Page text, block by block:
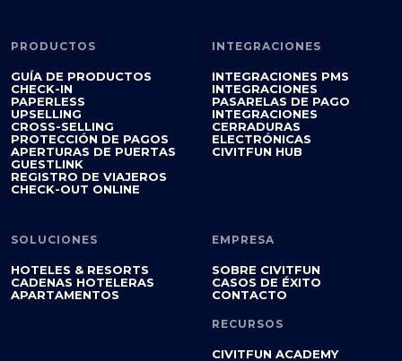
PRODUCTOS
GUÍA DE PRODUCTOS
CHECK-IN
PAPERLESS
UPSELLING
CROSS-SELLING
PROTECCIÓN DE PAGOS
APERTURAS DE PUERTAS
GUESTLINK
REGISTRO DE VIAJEROS
CHECK-OUT ONLINE
INTEGRACIONES
INTEGRACIONES PMS
INTEGRACIONES
PASARELAS DE PAGO
INTEGRACIONES
CERRADURAS
ELECTRÓNICAS
CIVITFUN HUB
SOLUCIONES
HOTELES & RESORTS
CADENAS HOTELERAS
APARTAMENTOS
EMPRESA
SOBRE CIVITFUN
CASOS DE ÉXITO
CONTACTO
RECURSOS
CIVITFUN ACADEMY